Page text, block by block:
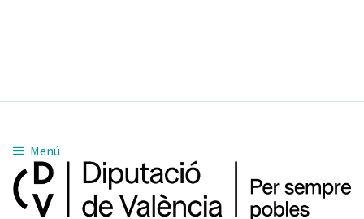
Menú